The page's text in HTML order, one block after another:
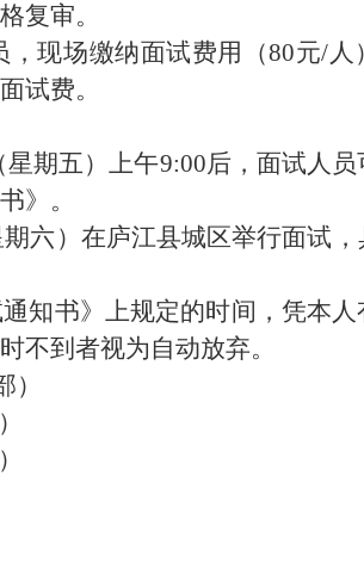
复审。
，现场缴纳面试费用（80元/人
试费。
星期五）上午9:00后，面试人
》。
期六）在庐江县城区举行面试，
知书》上规定的时间，凭本
不到者视为自动放弃。
）
）